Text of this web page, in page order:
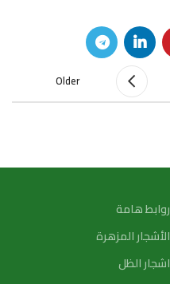
Older
روابط هامة
الأشجار المزهرة
اشجار الظل